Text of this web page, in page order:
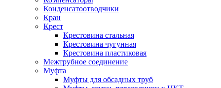
Конденсатоотводчики
Кран
Крест
Крестовина стальная
Крестовина чугунная
Крестовина пластиковая
Межтрубное соединение
Муфта
Муфты для обсадных труб